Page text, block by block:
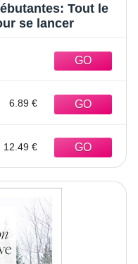
Tout le
se lancer
6.89 €
12.49 €